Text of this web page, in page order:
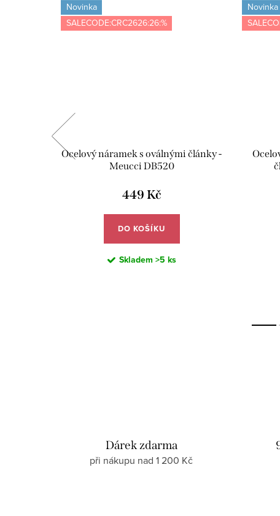
Novinka
SALECODE:CRC2626:26:%
Ocelový náramek s oválnými články -
Meucci DB520
449 Kč
DO KOŠÍKU
Skladem >5 ks
Novinka
Dárek zdarma
při nákupu nad 1 200 Kč